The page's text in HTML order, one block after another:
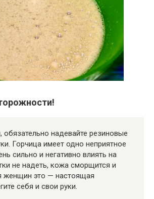
обязательно надевайте резиновые
Горчица имеет одно неприятное
сильно и негативно влиять на
не надеть, кожа сморщится и
женщин это — настоящая
себя и свои руки.